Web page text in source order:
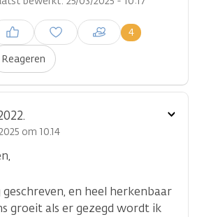
Reageren
4
om een reactie te
om 10.14
en heel herkenbaar
groeit als er gezegd wordt ik
Toon